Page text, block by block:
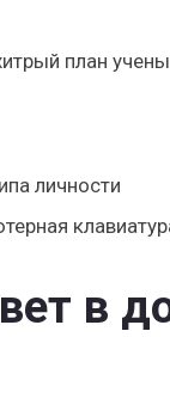
план
личности
в